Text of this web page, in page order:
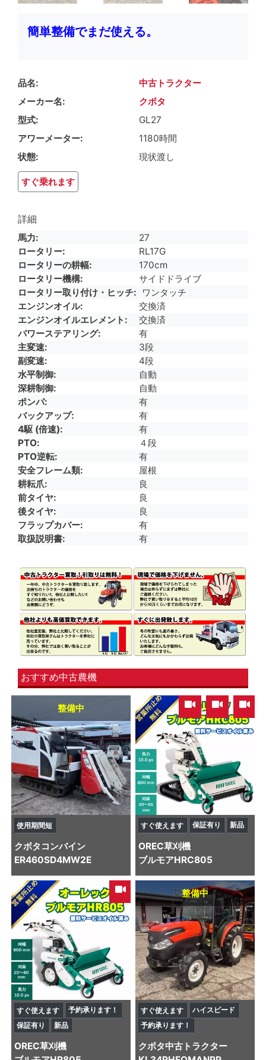
簡単整備でまだ使える。
品名
中古トラクター
メーカー名
クボタ
型式
GL27
アワーメーター
1180時間
状態
現状渡し
すぐ乗れます
詳細
馬力
27
ロータリー
RL17G
ロータリーの耕幅
170cm
ロータリー機構
サイドドライブ
ロータリー取り付け・ヒッチ
ワンタッチ
エンジンオイル
交換済
エンジンオイルエレメント
交換済
パワーステアリング
有
主変速
3段
副変速
4段
水平制御
自動
深耕制御
自動
ポンパ
有
バックアップ
有
4駆 (倍速)
有
PTO
４段
PTO逆転
有
安全フレーム類
屋根
耕耘爪
良
前タイヤ
良
後タイヤ
良
フラップカバー
有
取扱説明書
有
おすすめ中古農機
整備中
使用期間短
クボタ コンバイン
ER460SD4MW2E
, ,
すぐ使えます 保証有り 新品
OREC草刈機
ブルモアHRC805
すぐ使えます
予約承ります！
保証有り
新品
OREC草刈機
整備中
すぐ使えます
ハイスピード
予約承ります！
クボタ中古トラクター